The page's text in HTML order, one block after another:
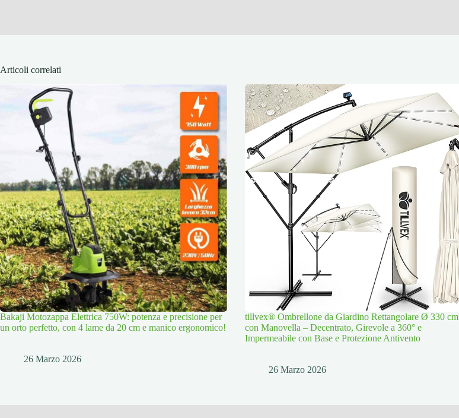
Articoli correlati
Bakaji Motozappa Elettrica 750W: potenza e precisione per
un orto perfetto, con 4 lame da 20 cm e manico ergonomico!
26 Marzo 2026
tillvex® Ombrellone da Giardino Rettangolare Ø 330 cm
con Manovella – Decentrato, Girevole a 360° e
Impermeabile con Base e Protezione Antivento
26 Marzo 2026